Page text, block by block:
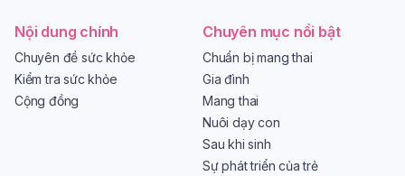
Nội dung chính
Chuyên đề sức khỏe
Kiểm tra sức khỏe
Cộng đồng
Chuyên mục nổi bật
Chuẩn bị mang thai
Gia đình
Mang thai
Nuôi dạy con
Sau khi sinh
Sự phát triển của trẻ